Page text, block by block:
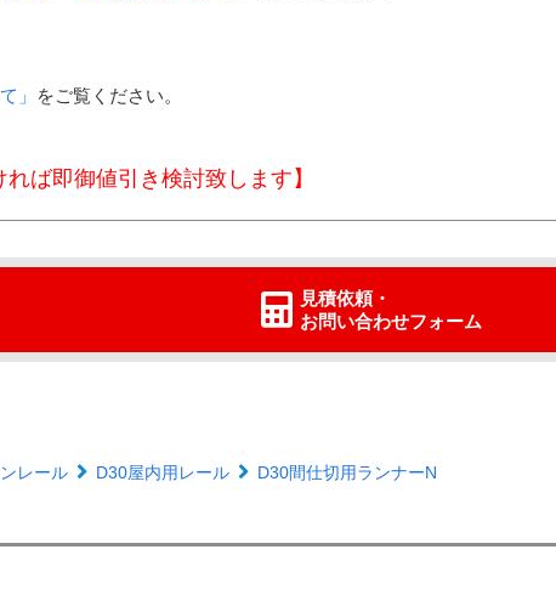
」 をご覧ください。
ば即御値引き検討致します】
見積依頼・
お問い合わせフォーム
レール D30屋内用レール D30間仕切用ランナーN